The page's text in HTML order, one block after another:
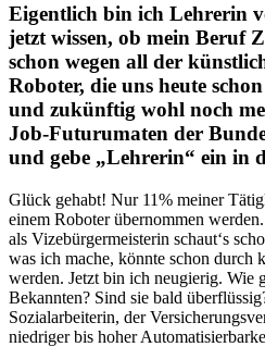
Eigentlich bin ich Lehrerin
jetzt wissen, ob mein Beruf
schon wegen all der
Roboter, die uns heute
und zukünftig wohl noch
Job-Futurumaten der
und gebe „Lehrerin“ ein in
Glück gehabt! Nur 11% meiner
einem Roboter übernommen
als Vizebürgermeisterin schaut‘s
was ich mache, könnte schon durch
werden. Jetzt bin ich neugierig. Wie
Bekannten? Sind sie bald
Sozialarbeiterin, der
niedriger bis hoher